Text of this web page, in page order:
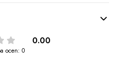
0.00
ocen: 0